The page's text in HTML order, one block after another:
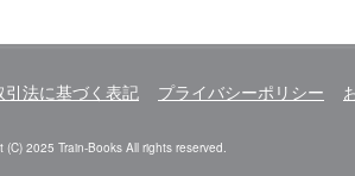
引法に基づく表記 プライバシーポリシー
(C) 2025 Train-Books All rights reserved.